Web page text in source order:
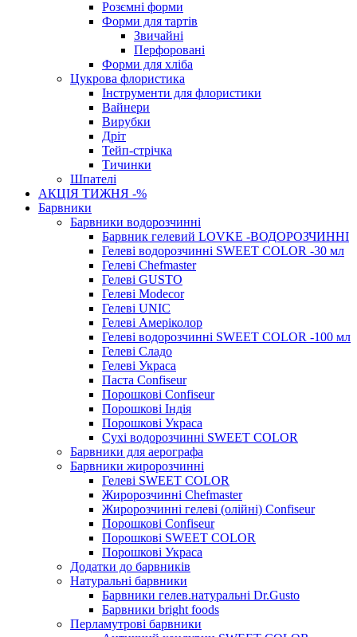
Розємні форми
Форми для тартів
Звичайні
Перфоровані
Форми для хліба
Цукрова флористика
Інструменти для флористики
Вайнери
Вирубки
Дріт
Тейп-стрічка
Тичинки
Шпателі
АКЦІЯ ТИЖНЯ -%
Барвники
Барвники водорозчинні
Барвник гелевий LOVKE -ВОДОРОЗЧИННІ
Гелеві водорозчинні SWEET COLOR -30 мл
Гелеві Chefmaster
Гелеві GUSTO
Гелеві Modecor
Гелеві UNIC
Гелеві Амеріколор
Гелеві водорозчинні SWEET COLOR -100 мл
Гелеві Сладо
Гелеві Украса
Паста Confiseur
Порошкові Confiseur
Порошкові Індія
Порошкові Украса
Сухі водорозчинні SWEET COLOR
Барвники для аерографа
Барвники жиророзчинні
Гелеві SWEET COLOR
Жиророзчинні Chefmaster
Жиророзчинні гелеві (олійні) Confiseur
Порошкові Confiseur
Порошкові SWEET COLOR
Порошкові Украса
Додатки до барвників
Натуральні барвники
Барвники гелев.натуральні Dr.Gusto
Барвники bright foods
Перламутрові барвники